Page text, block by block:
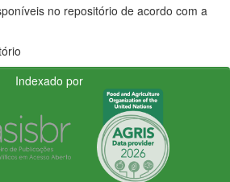
no repositório de acordo com a
Indexado por